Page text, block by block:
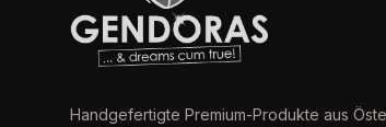
Handgefertigte Premium-Produkte aus